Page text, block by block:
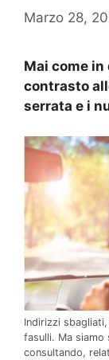
Marzo 28,
Mai come
contrasto
serrata e i
Indirizzi
fasulli. Ma siamo
consultando,